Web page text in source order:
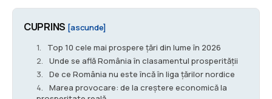
CUPRINS [ascunde]
Top 10 cele mai prospere țări din lume în 2026
Unde se află România în clasamentul prosperității
De ce România nu este încă în liga țărilor nordice
Marea provocare: de la creștere economică la